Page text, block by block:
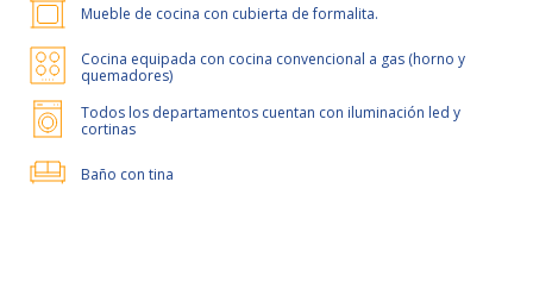
Mueble de cocina con cubierta de formalita.
Cocina equipada con cocina convencional a gas (horno y
quemadores)
Todos los departamentos cuentan con iluminación led y
cortinas
Baño con tina